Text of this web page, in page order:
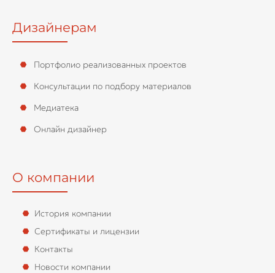
Дизайнерам
Портфолио реализованных проектов
Консультации по подбору материалов
Медиатека
Онлайн дизайнер
О компании
История компании
Сертификаты и лицензии
Контакты
Новости компании